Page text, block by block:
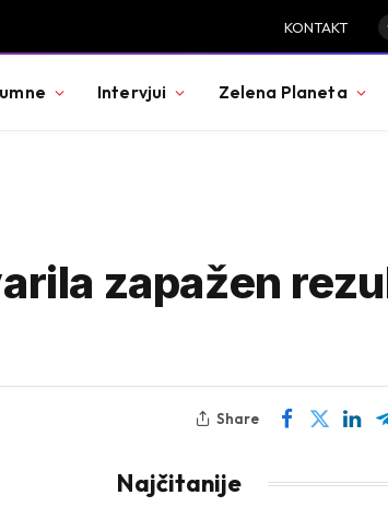
KONTAKT
Intervjui Zelena Planeta
zapažen
Share
Najčitanije